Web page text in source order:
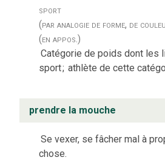
sport
(par analogie de forme, de
(en appos.)
Catégorie de poids dont les
sport; athlète de cette
prendre la mouche
Se vexer, se fâcher mal à
chose.